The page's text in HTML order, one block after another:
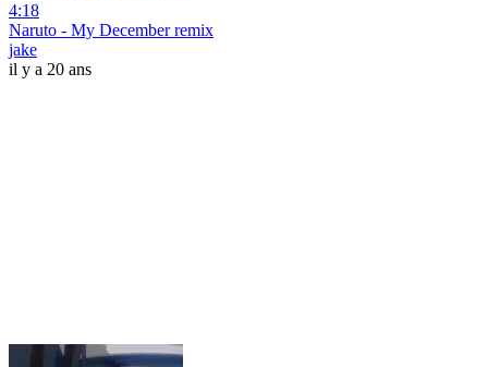
4:18
Naruto - My December remix
jake
il y a 20 ans